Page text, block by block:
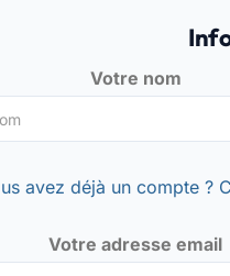
Votre nom
avez déjà un compte ?
Votre adresse email